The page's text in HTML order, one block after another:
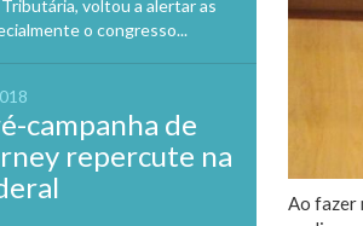
voltou a alertar as
o congresso...
campanha de
repercute na
Ao fazer